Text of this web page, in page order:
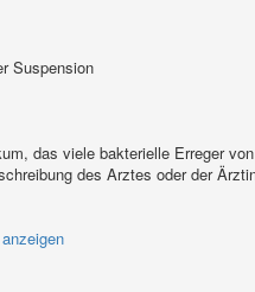
Suspension
das viele bakterielle Erre­ger
des Arztes oder der